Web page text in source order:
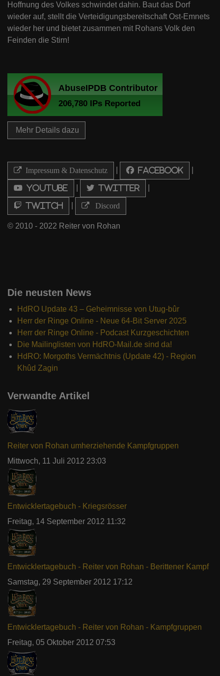
Hoffnung des Volkes schwindet dahin. Baut das Dorf
wieder auf, stellt die Verteidigungsbereitschaft Ost-Emnets
wieder her und bietet zusammen mit Rohans Volk den
Feinden die Stirn!
Mehr Details dazu
Impressum & Datenschutz Facebook
Youtube Twitter
Twitch Discord
© 2010 - 2022 Reiter von Rohan
Die neusten News
HdRO Update 43 – Geheimnisse von Utug-bûr
Herr der Ringe Online - Neue 64-Bit Server 2025
Herr der Ringe Online - Podcast Kurzgeschichten
Die Mailinglisten von HdRO-Mail.de sind da!
HdRO: Morgoths Vermächtnis (Update 42) - Region
Khûd Zagin
Verwandte Artikel
Reiter von Rohan umherziehende Kampfgruppen
Mittwoch, 11 Juli 2012 23:03
Entwicklertagebuch - Kriegsrösser
Freitag, 14 September 2012 11:32
Entwicklertagebuch - Reiter von Rohan - Berittener Kampf
Samstag, 29 September 2012 17:12
Entwicklertagebuch - Reiter von Rohan - Kampfgruppen
Freitag, 05 Oktober 2012 07:53